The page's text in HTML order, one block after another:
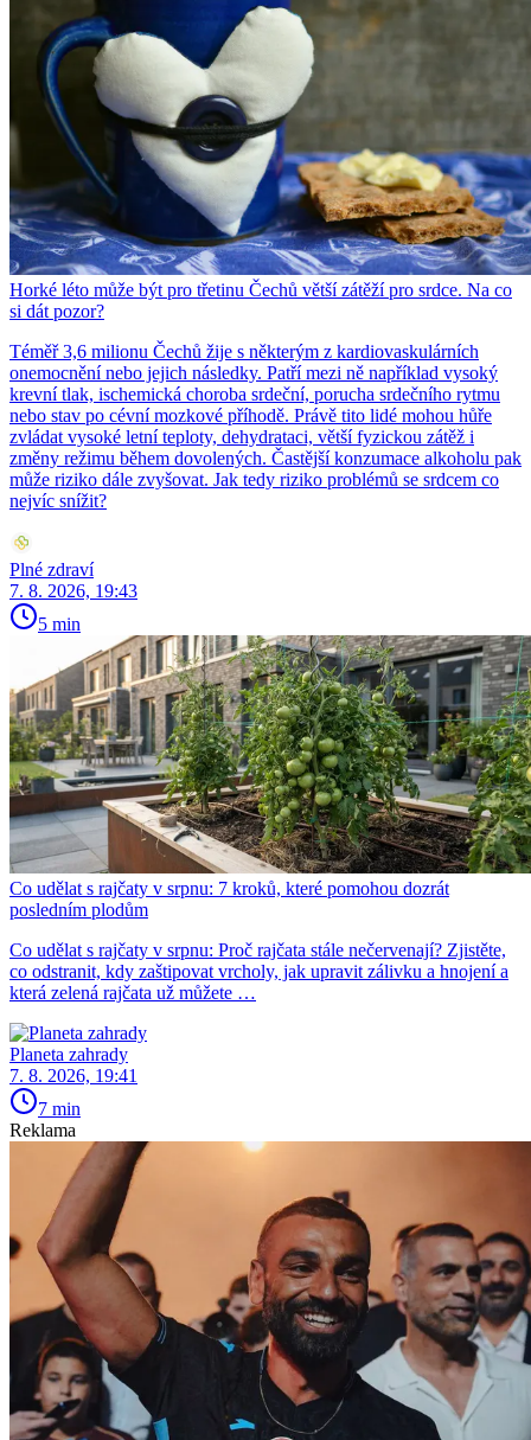
Horké léto může být pro třetinu Čechů větší zátěží pro srdce. Na co
si dát pozor?
Téměř 3,6 milionu Čechů žije s některým z kardiovaskulárních
onemocnění nebo jejich následky. Patří mezi ně například vysoký
krevní tlak, ischemická choroba srdeční, porucha srdečního rytmu
nebo stav po cévní mozkové příhodě. Právě tito lidé mohou hůře
zvládat vysoké letní teploty, dehydrataci, větší fyzickou zátěž i
změny režimu během dovolených. Častější konzumace alkoholu pak
může riziko dále zvyšovat. Jak tedy riziko problémů se srdcem co
nejvíc snížit?
Plné zdraví
7. 8. 2026, 19:43
5 min
Co udělat s rajčaty v srpnu: 7 kroků, které pomohou dozrát
posledním plodům
Co udělat s rajčaty v srpnu: Proč rajčata stále nečervenají? Zjistěte,
co odstranit, kdy zaštipovat vrcholy, jak upravit zálivku a hnojení a
která zelená rajčata už můžete …
Planeta zahrady
7. 8. 2026, 19:41
7 min
Reklama